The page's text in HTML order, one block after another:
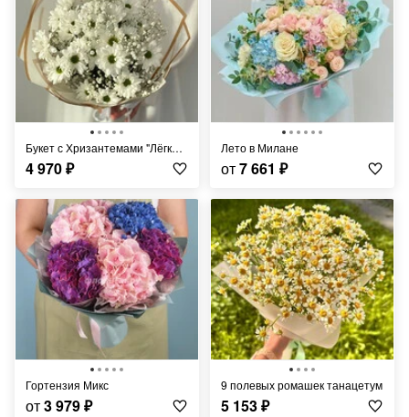
Букет с Хризантемами "Лёгкий Ветерок"
4 970₽
Лето в Милане
от7 661 ₽
Гортензия Микс
от3 979₽
9 полевых ромашек танацетум
5 153₽